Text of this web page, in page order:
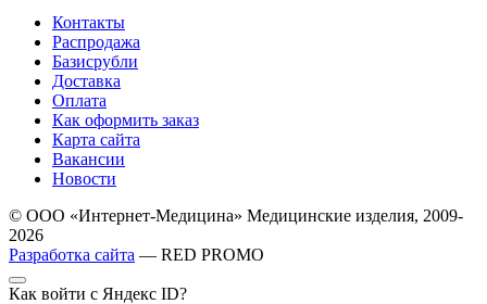
Контакты
Распродажа
Базисрубли
Доставка
Оплата
Как оформить заказ
Карта сайта
Вакансии
Новости
© ООО «Интернет-Медицина» Медицинские изделия, 2009-
2026
Разработка сайта — RED PROMO
Как войти с Яндекс ID?